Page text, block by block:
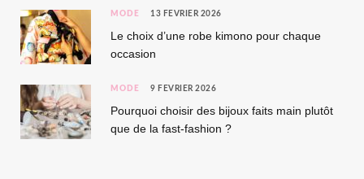
MODE 13 FÉVRIER 2026
Le choix d’une robe kimono pour chaque
occasion
MODE 9 FÉVRIER 2026
Pourquoi choisir des bijoux faits main plutôt
que de la fast-fashion ?